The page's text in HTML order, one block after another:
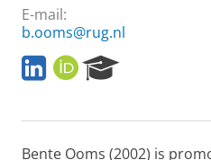
E-mail:
b.ooms@rug.nl
L
i
k
d
O
R
I
e
r
Bente Ooms (2002) is